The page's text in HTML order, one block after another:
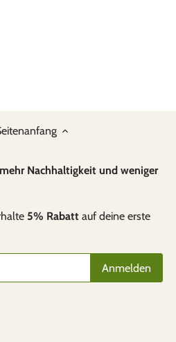
Nachhaltigkeit und weniger
5% Rabatt auf deine erste